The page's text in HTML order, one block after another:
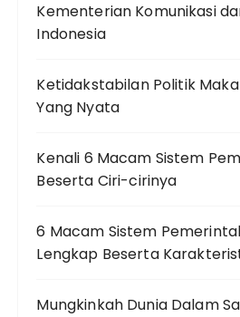
Kementerian Komunikasi
Indonesia
Ketidakstabilan Politik
Yang Nyata
Kenali 6 Macam Sistem
Beserta Ciri-cirinya
6 Macam Sistem
Lengkap Beserta
Mungkinkah Dunia Dalam